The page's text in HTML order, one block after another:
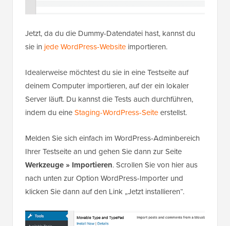
Jetzt, da du die Dummy-Datendatei hast, kannst du
sie in jede WordPress-Website importieren.
Idealerweise möchtest du sie in eine Testseite auf
deinem Computer importieren, auf der ein lokaler
Server läuft. Du kannst die Tests auch durchführen,
indem du eineStaging-WordPress-Seiteerstellst.
Melden Sie sich einfach im WordPress-Adminbereich
Ihrer Testseite an und gehen Sie dann zur Seite
Werkzeuge » Importieren. Scrollen Sie von hier aus
nach unten zur Option WordPress-Importer und
klicken Sie dann auf den Link „Jetzt installieren“.